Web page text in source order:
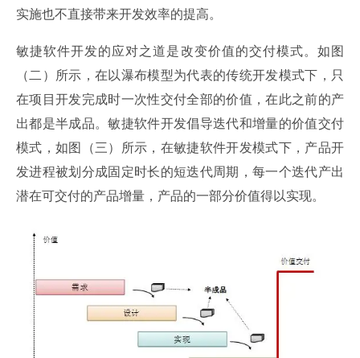
实施也不直接带来开发效率的提高。
敏捷软件开发的应对之道是改变价值的交付模式。如图
（二）所示，在以瀑布模型为代表的传统开发模式下，只
在项目开发完成时一次性交付全部的价值，在此之前的产
出都是半成品。敏捷软件开发倡导迭代和增量的价值交付
模式，如图（三）所示，在敏捷软件开发模式下，产品开
发进程被划分成固定时长的短迭代周期，每一个迭代产出
潜在可交付的产品增量，产品的一部分价值得以实现。